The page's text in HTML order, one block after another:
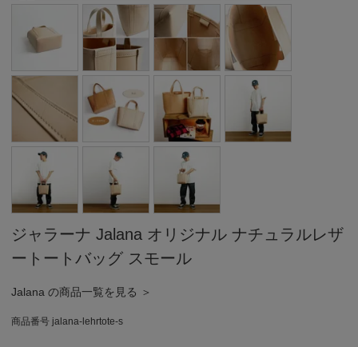
ジャラーナ Jalana オリジナル ナチュラルレザ
ートートバッグ スモール
Jalana の商品一覧を見る ＞
商品番号 jalana-lehrtote-s